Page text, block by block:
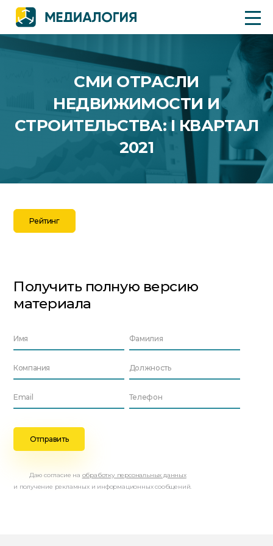
СМИ ОТРАСЛИ
НЕДВИЖИМОСТИ И
СТРОИТЕЛЬСТВА: I КВАРТАЛ
2021
Рейтинг
Получить полную версию
материала
Даю согласие на обработку персональных данных
и получение рекламных и информационных сообщений.